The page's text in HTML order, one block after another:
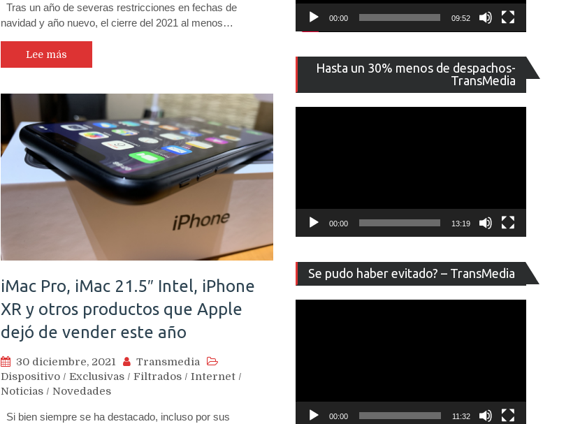
Tras un año de severas restricciones en fechas de
navidad y año nuevo, el cierre del 2021 al menos…
Lee más
iMac Pro, iMac 21.5″ Intel, iPhone
XR y otros productos que Apple
dejó de vender este año
30 diciembre, 2021
Transmedia
Dispositivo / Exclusivas / Filtrados / Internet /
Noticias / Novedades
Si bien siempre se ha destacado, incluso por sus
00:00 09:52
Hasta un 30% menos de despachos-
TransMedia
de
vídeo
00:00 13:19
Se pudo haber evitado? – TransMedia
de
vídeo
00:00 11:32